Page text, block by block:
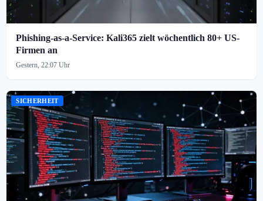
Phishing-as-a-Service: Kali365 zielt wöchentlich 80+ US-
Firmen an
Gestern, 22:07 Uhr
SICHERHEIT